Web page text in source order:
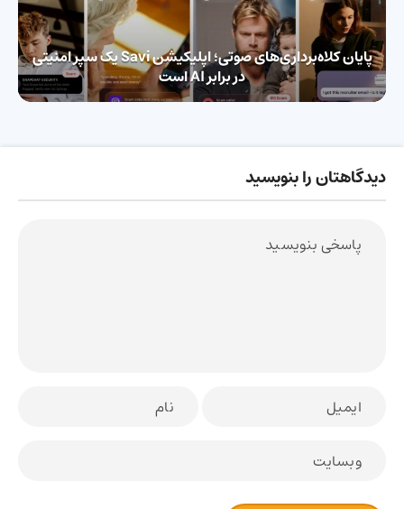
پایان کلاه‌برداری‌های صوتی؛ اپلیکیشن Savi یک سپر امنیتی
در برابر AI است
دیدگاهتان را بنویسید